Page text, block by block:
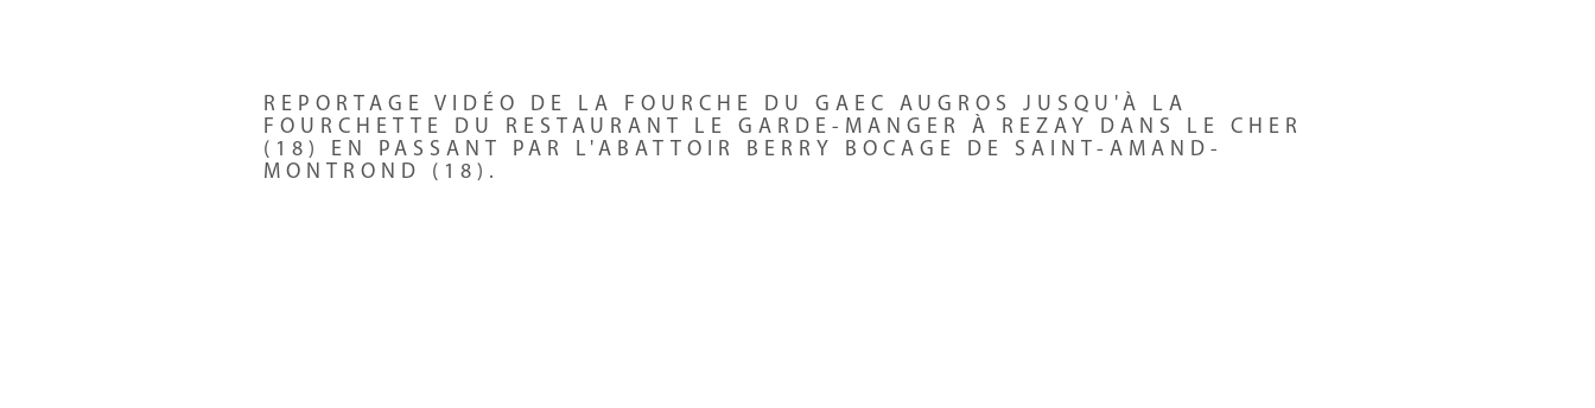
REPORTAGE VIDÉO DE LA FOURCHE DU GAEC AUGROS JUSQU'À LA
FOURCHETTE DU RESTAURANT LE GARDE-MANGER À REZAY DANS LE CHER
(18) EN PASSANT PAR L'ABATTOIR BERRY BOCAGE DE SAINT-AMAND-
MONTROND (18).